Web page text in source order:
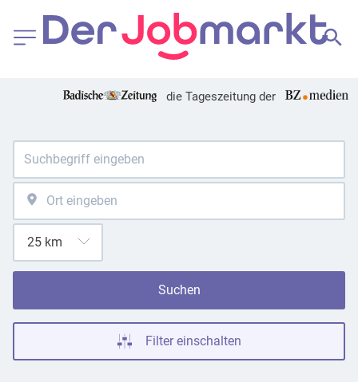
die Tageszeitung der
Suchen
Filter einschalten